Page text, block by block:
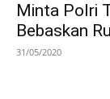
Minta Polri
Bebaskan
31/05/2020